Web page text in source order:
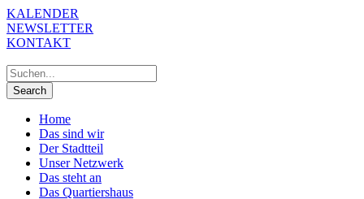
KALENDER
NEWSLETTER
KONTAKT
Home
Das sind wir
Der Stadtteil
Unser Netzwerk
Das steht an
Das Quartiershaus